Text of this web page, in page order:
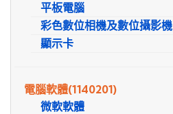
平板電腦
彩色數位相機及數位攝影機
顯示卡
電腦軟體(1140201)
微軟軟體